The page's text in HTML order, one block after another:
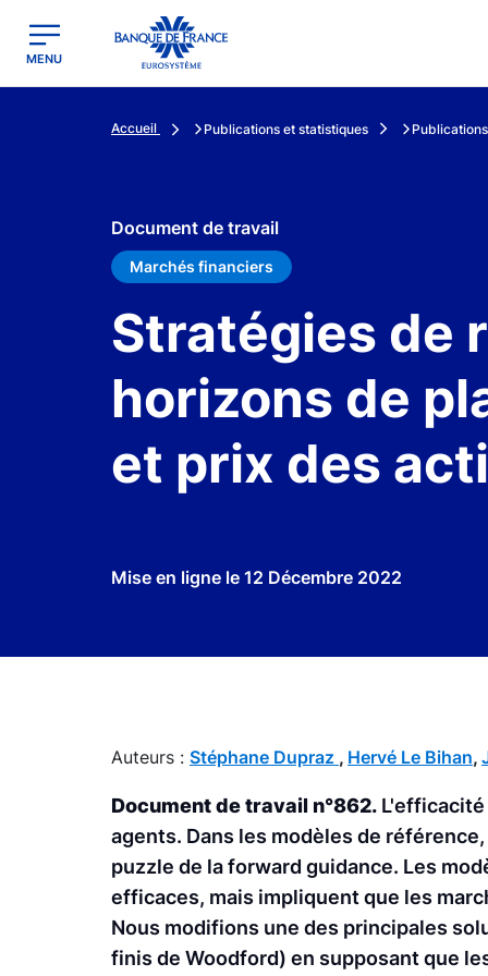
Banque de France - Menu Principal
MENU
Accueil Publications et statistiques Publications
Document de travail
Marchés financiers
Stratégies de
horizons de
et prix des
Mise en ligne le 12 Décembre 2022
Auteurs : Stéphane Dupraz , Hervé Le Bihan,
Document de travail n°862.
agents. Dans les modèles de
puzzle de la forward guidance. Les
efficaces, mais impliquent que les
Nous modifions une des principales
finis de Woodford) en supposant que